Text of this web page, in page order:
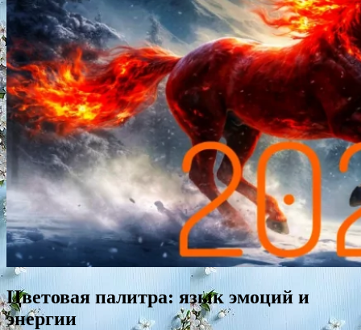
Цветовая палитра: язык эмоций и
энергии